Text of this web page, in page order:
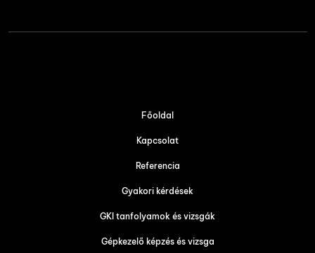
Főoldal
Kapcsolat
Referencia
Gyakori kérdések
GKI tanfolyamok és vizsgák
Gépkezelő képzés és vizsga